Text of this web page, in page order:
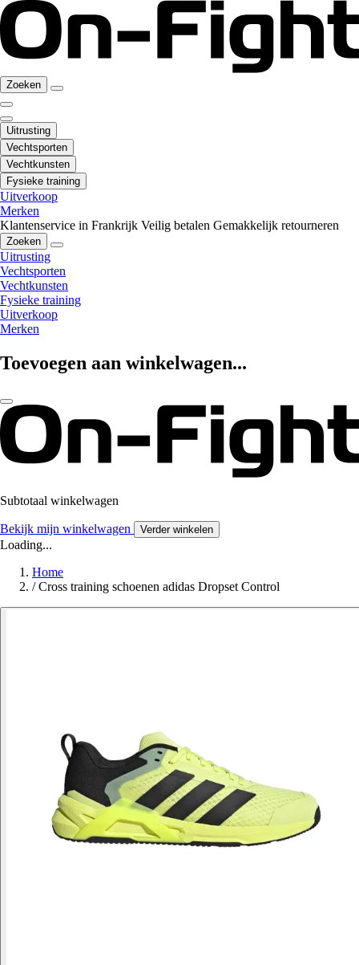
Zoeken
Uitrusting
Vechtsporten
Vechtkunsten
Fysieke training
Uitverkoop
Merken
Klantenservice in Frankrijk Veilig betalen Gemakkelijk retourneren
Zoeken
Uitrusting
Vechtsporten
Vechtkunsten
Fysieke training
Uitverkoop
Merken
Toevoegen aan winkelwagen...
Subtotaal winkelwagen
Bekijk mijn winkelwagen Verder winkelen
Loading...
Home
/ Cross training schoenen adidas Dropset Control